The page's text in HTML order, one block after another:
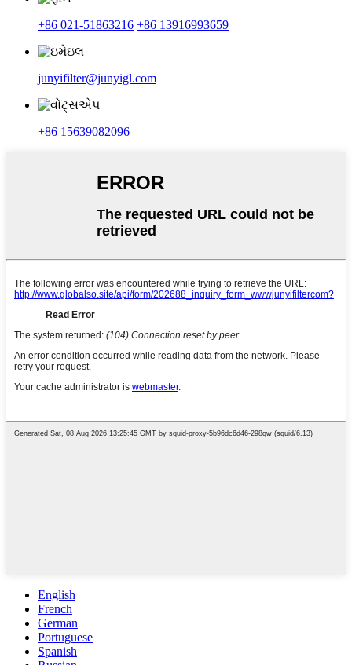
+86 021-51863216 +86 13916993659
junyifilter@junyigl.com
+86 15639082096
English
French
German
Portuguese
Spanish